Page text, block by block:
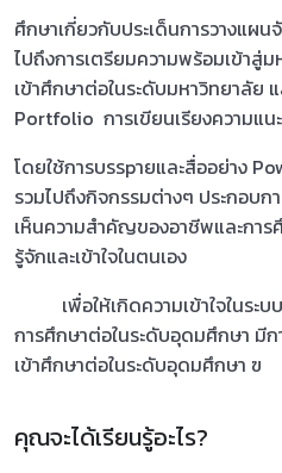
ศึกษาเกี่ยวกับประเด็นการวางแผ
ไปถึงการเตรียมความพร้อมเข้าสู่
เข้าศึกษาต่อในระดับมหาวิทยาลัย
Portfolio การเขียนเรียงความแน
โดยใช้การบรรpายและสื่ออย่าง
รวมไปถึงกิจกรรมต่างๆ ประกอบก
เห็นความสำคัญของอาชีพและการ
รู้จักและเข้าใจในตนเอง
เพื่อให้เกิดความเข้าใจในระบ
การศึกษาต่อในระดับอุดมศึกษา มี
เข้าศึกษาต่อในระดับอุดมศึกษา ฃ
คุณจะได้เรียนรู้อะไร?